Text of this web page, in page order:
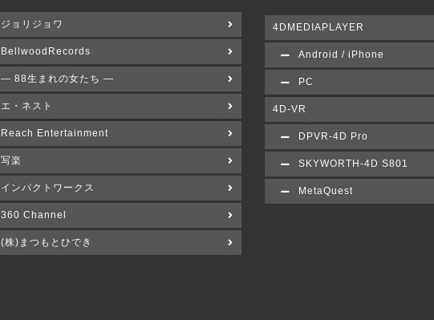
ジョリジョワ
BellwoodRecords
― 88生まれの女たち ―
エ・ネスト
Reach Entertainment
写楽
インパクトワークス
360 Channel
(株)まつもとひでき
4DMEDIAPLAYER
Android / iPhone
PC
4D-VR
DPVR-4D Pro
SKYWORTH-4D S801
MetaQuest